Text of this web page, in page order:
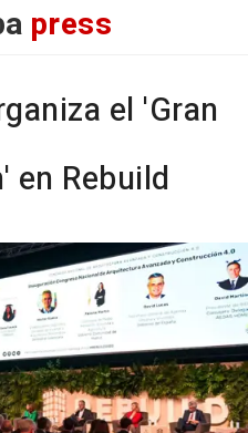
press
el 'Gran
en Rebuild